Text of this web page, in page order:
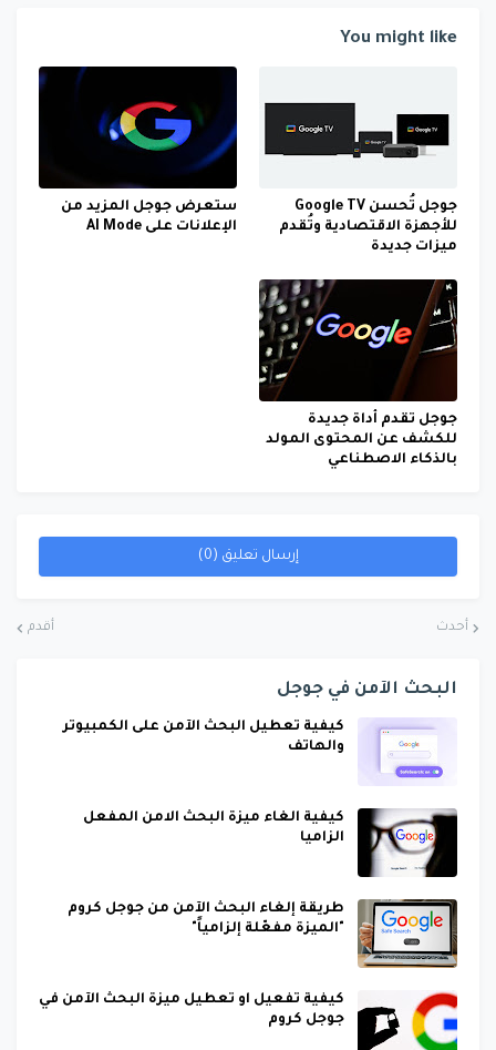
You might like
جوجل تُحسن Google TV
للأجهزة الاقتصادية وتُقدم
ميزات جديدة
ستعرض جوجل المزيد من
الإعلانات على AI Mode
جوجل تقدم أداة جديدة
للكشف عن المحتوى المولد
بالذكاء الاصطناعي
إرسال تعليق (0)
أحدث أقدم
البحث الآمن في جوجل
كيفية تعطيل البحث الآمن على الكمبيوتر
والهاتف
كيفية الغاء ميزة البحث الامن المفعل
الزاميا
طريقة إلغاء البحث الآمن من جوجل كروم
"الميزة مفعّلة إلزامياً"
كيفية تفعيل او تعطيل ميزة البحث الآمن في
جوجل كروم